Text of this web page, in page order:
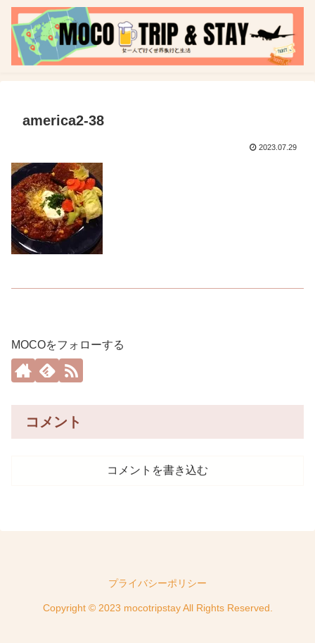
america2-38
2023.07.29
MOCOをフォローする
コメント
コメントを書き込む
プライバシーポリシー
Copyright © 2023 mocotripstay All Rights Reserved.